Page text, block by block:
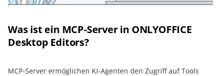
Was ist ein MCP-Server in ONLYOFFICE
Desktop Editors?
MCP-Server ermöglichen KI-Agenten den Zugriff auf Tools